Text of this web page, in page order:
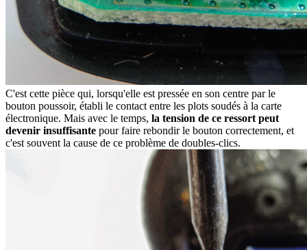
C'est cette pièce qui, lorsqu'elle est pressée en son centre par le
bouton poussoir, établi le contact entre les plots soudés à la carte
électronique. Mais avec le temps, la tension de ce ressort peut
devenir insuffisante pour faire rebondir le bouton correctement, et
c'est souvent la cause de ce problème de doubles-clics.